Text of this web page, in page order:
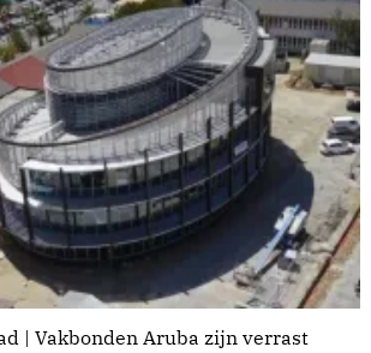
| Vakbonden Aruba zijn verrast